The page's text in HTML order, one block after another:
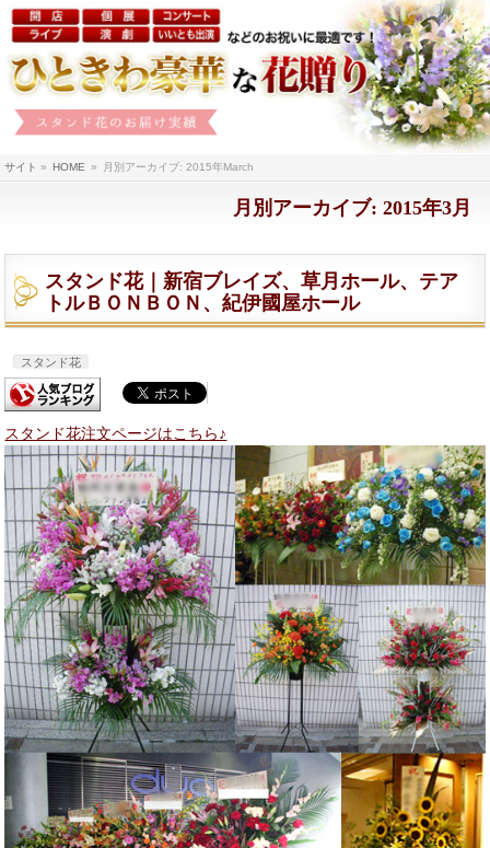
サイト » HOME » 月別アーカイブ: 2015年March
月別アーカイブ: 2015年3月
スタンド花｜新宿ブレイズ、草月ホール、テア
トルＢＯＮＢＯＮ、紀伊國屋ホール
スタンド花
スタンド花注文ページはこちら♪